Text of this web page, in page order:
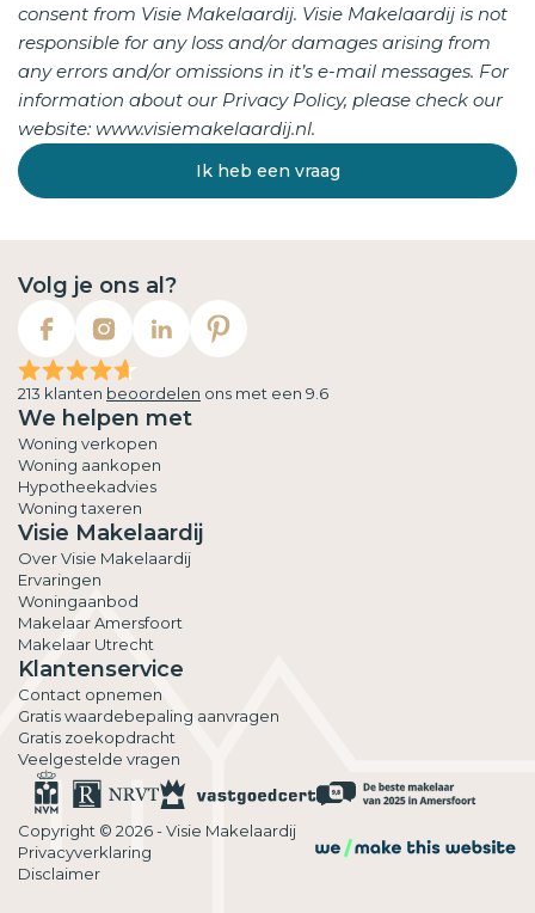
consent from Visie Makelaardij. Visie Makelaardij is not
responsible for any loss and/or damages arising from
any errors and/or omissions in it’s e-mail messages. For
information about our Privacy Policy, please check our
website: www.visiemakelaardij.nl.
Ik heb een vraag
Volg je ons al?
213 klanten beoordelen ons met een 9.6
We helpen met
Woning verkopen
Woning aankopen
Hypotheekadvies
Woning taxeren
Visie Makelaardij
Over Visie Makelaardij
Ervaringen
Woningaanbod
Makelaar Amersfoort
Makelaar Utrecht
Klantenservice
Contact opnemen
Gratis waardebepaling aanvragen
Gratis zoekopdracht
Veelgestelde vragen
Copyright © 2026 - Visie Makelaardij
Privacyverklaring
Disclaimer